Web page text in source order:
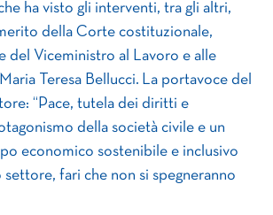
ha visto gli interventi, tra gli altri,
della Corte costituzionale,
del Viceministro al Lavoro e alle
Teresa Bellucci. La portavoce del
“Pace, tutela dei diritti e
della società civile e un
economico sostenibile e inclusivo
fari che non si spegneranno